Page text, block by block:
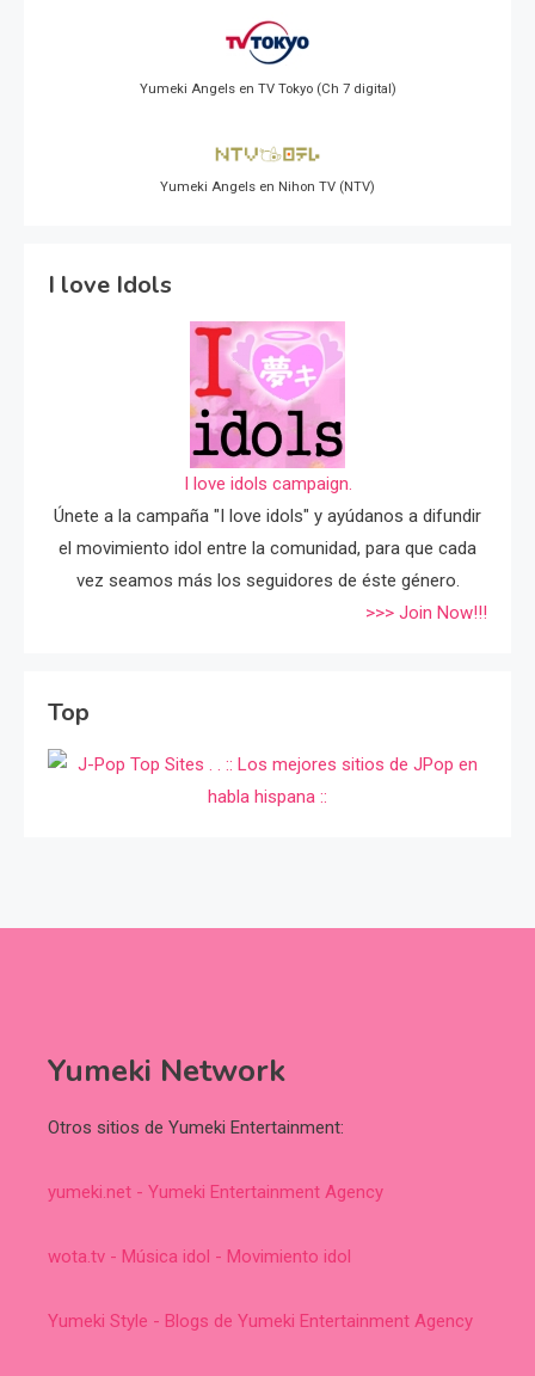
Yumeki Angels en TV Tokyo (Ch 7 digital)
Yumeki Angels en Nihon TV (NTV)
I love Idols
I love idols campaign.
Únete a la campaña "I love idols" y ayúdanos a difundir
el movimiento idol entre la comunidad, para que cada
vez seamos más los seguidores de éste género.
>>> Join Now!!!
Top
Yumeki Network
Otros sitios de Yumeki Entertainment:
yumeki.net - Yumeki Entertainment Agency
wota.tv - Música idol - Movimiento idol
Yumeki Style - Blogs de Yumeki Entertainment Agency